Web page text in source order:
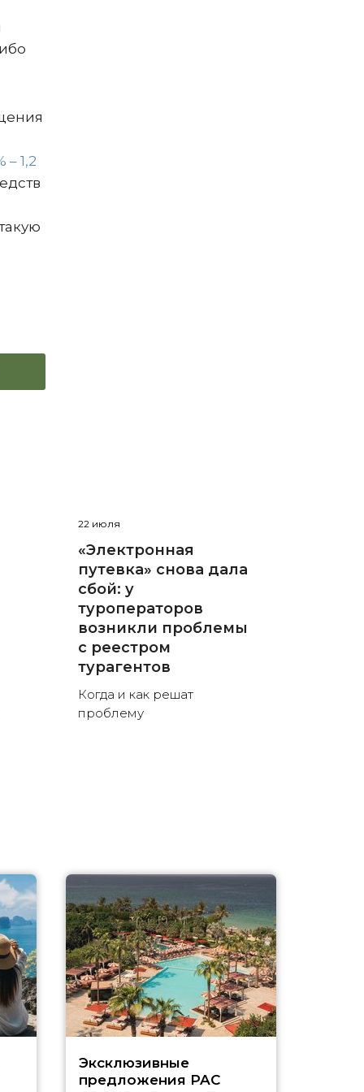
1,2
22 июля
«Электронная
путевка» снова дала
сбой: у
туроператоров
возникли проблемы
с реестром
турагентов
Когда и как решат
проблему
Эксклюзивные
предложения PAC